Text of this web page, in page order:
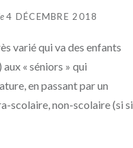
4 DÉCEMBRE 2018
varié qui va des enfants
« séniors » qui
en passant par un
scolaire, non-scolaire (si si